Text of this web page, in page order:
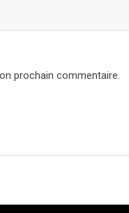
prochain commentaire.